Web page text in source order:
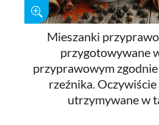
Mieszanki
przygotowywane
przyprawowym
rzeźnika.
utrzymywane w